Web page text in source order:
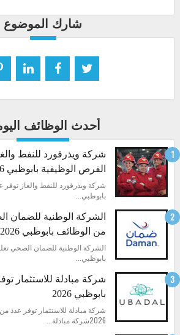
شارك الموضوع
أحدث الوظائف
شركة ويذرفورد للنفط
الفرص الوظيفية بابوظبي 2026
شركة ويذرفورد للنفط والغاز
بابوظبي...
الشركة الوطنية للضمان
من الوظائف بابوظبي 2026
الشركة الوطنية للضمان الصحي
بابوظبي...
شركة مبادلة للاستثمار
بابوظبي 2026
شركة مبادلة للاستثمار توفر عدد
2026شركة مبادلة...